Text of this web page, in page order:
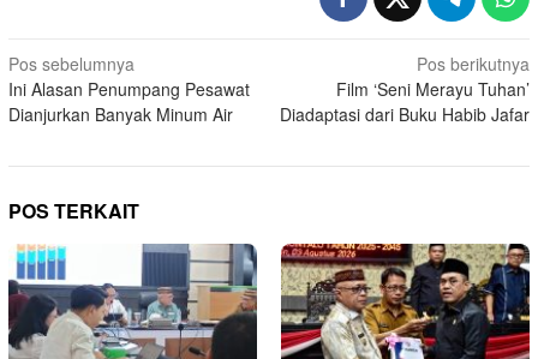
Navigasi
pos
Pos sebelumnya
Ini Alasan Penumpang Pesawat
Dianjurkan Banyak Minum Air
Pos berikutnya
Film ‘Seni Merayu Tuhan’
Diadaptasi dari Buku Habib Jafar
POS TERKAIT